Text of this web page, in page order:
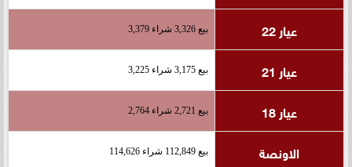
عيار 22 بيع 3,326 شراء 3,379
عيار 21 بيع 3,175 شراء 3,225
عيار 18 بيع 2,721 شراء 2,764
الاونصة بيع 112,849 شراء 114,626